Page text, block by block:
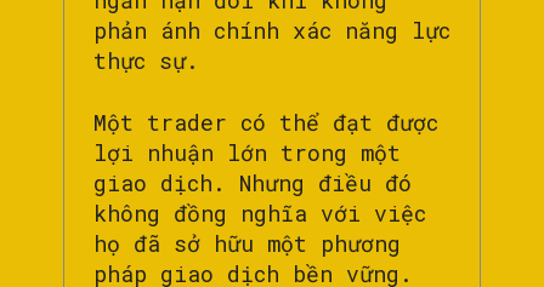
phản ánh chính xác năng lực
thực sự.
Một trader có thể đạt được
lợi nhuận lớn trong một
giao dịch. Nhưng điều đó
không đồng nghĩa với việc
họ đã sở hữu một phương
pháp giao dịch bền vững.